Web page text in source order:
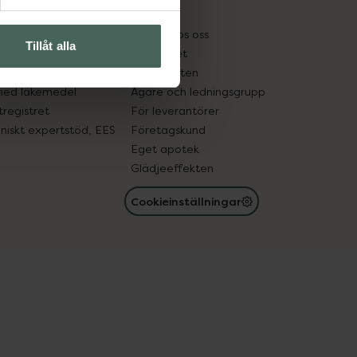
Tillåt alla
in gammal medicin
läkemedel
expertstöd, EES
Pressrum
Jobba hos oss
Hållbarhet
Samarbeten
Ägare och ledningsgrupp
För leverantörer
Företagskund
Eget apotek
Glädjeeffekten
Cookieinställningar